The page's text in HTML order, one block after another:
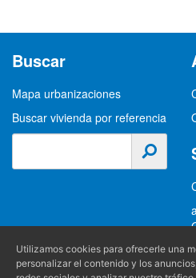
Buscar
Mapa urbanizaciones
Buscar vivienda por referencia
Utilizamos cookies para ofrecerle una
personalizar el contenido y los